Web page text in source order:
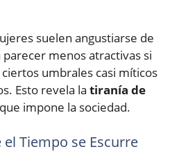
suelen angustiarse de
parecer menos atractivas si
umbrales casi míticos
Esto revela la tiranía de
que impone la sociedad.
Tiempo se Escurre